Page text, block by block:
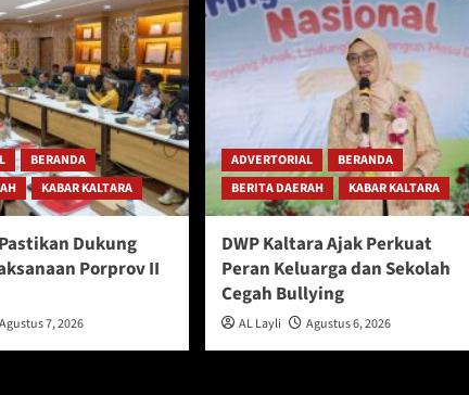
BERANDA
KABAR KALTARA
Dukung
Porprov II
Agustus 7, 2026
ADVERTORIAL
BERANDA
BERITA DAERAH
KABAR KALTARA
DWP Kaltara Ajak Perkuat
Peran Keluarga dan Sekolah
Cegah Bullying
AL Layli Agustus 6, 2026